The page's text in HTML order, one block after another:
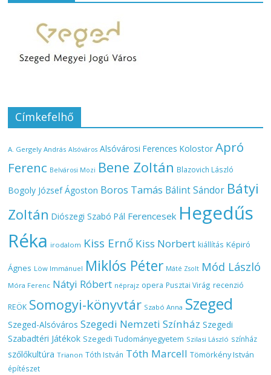
Címkefelhő
A. Gergely András Alsóváros Alsóvárosi Ferences Kolostor Apró
Ferenc Belvárosi Mozi Bene Zoltán Blazovich László
Bogoly József Ágoston Boros Tamás Bálint Sándor Bátyi
Zoltán Diószegi Szabó Pál Ferencesek Hegedűs
Réka irodalom Kiss Ernő Kiss Norbert kiállítás Képiró
Ágnes Löw Immánuel Miklós Péter Máté Zsolt Mód László
Móra Ferenc Nátyi Róbert néprajz opera Pusztai Virág recenzió
REÖK Somogyi-könyvtár Szabó Anna Szeged
Szeged-Alsóváros Szegedi Nemzeti Színház Szegedi
Szabadtéri Játékok Szegedi Tudományegyetem Szilasi László színház
szőlőkultúra Trianon Tóth István Tóth Marcell Tömörkény István
építészet